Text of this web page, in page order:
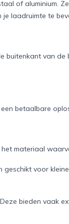
of aluminium.
laadruimte te
buitenkant van
betaalbare
materiaal
geschikt voor
bieden vaak